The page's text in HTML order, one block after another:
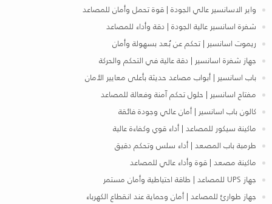
واير الاسانسير عالي الجودة | قوة تحمل وأمان للمصاعد
شفرة اسانسير عالية الجودة | دقة وأداء للمصاعد
ريموت اسانسير | تحكم عن بُعد بسهولة وأمان
جهاز شفرة اسانسير | دقة عالية في التحكم والحركة
باب اسانسير | أبواب مصاعد حديثة بأعلى معايير الأمان
مفتاح اسانسير | حلول تحكم آمنة وفعالة للمصاعد
كالون باب اسانسير | أمان عالي وجودة فائقة
ماكينة سيكور للمصاعد | أداء قوي وكفاءة عالية
طرمبة باب المصعد | أداء سلس وتحكم دقيق
ماكينة مصعد | قوة وأداء عالي للمصاعد
جهاز UPS للمصاعد | طاقة احتياطية وأمان مستمر
جهاز طوارئ للمصاعد | أمان وحماية عند انقطاع الكهرباء